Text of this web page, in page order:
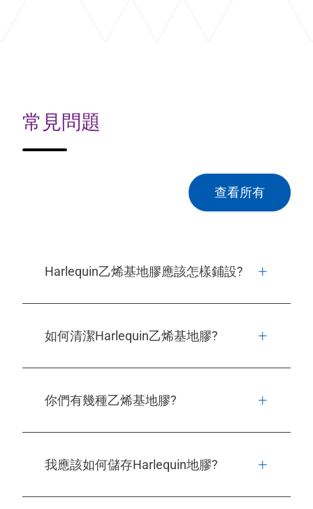
常見問題
查看所有
Harlequin乙烯基地膠應該怎樣鋪設?
如何清潔Harlequin乙烯基地膠?
你們有幾種乙烯基地膠?
我應該如何儲存Harlequin地膠?